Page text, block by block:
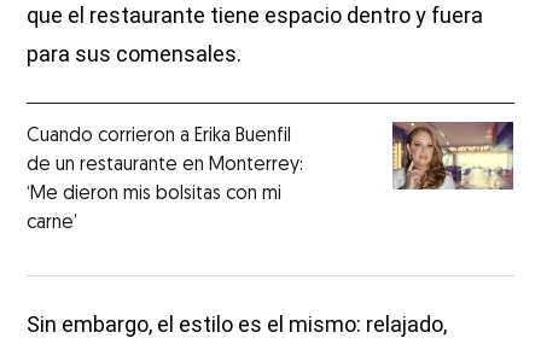
que el restaurante tiene espacio dentro y fuera
para sus comensales.
Cuando corrieron a Erika Buenfil
de un restaurante en Monterrey:
‘Me dieron mis bolsitas con mi
carne’
Sin embargo, el estilo es el mismo: relajado,